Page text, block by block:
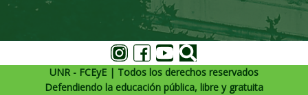
UNR - FCEyE | Todos los derechos reservados
Defendiendo la educación pública, libre y gratuita